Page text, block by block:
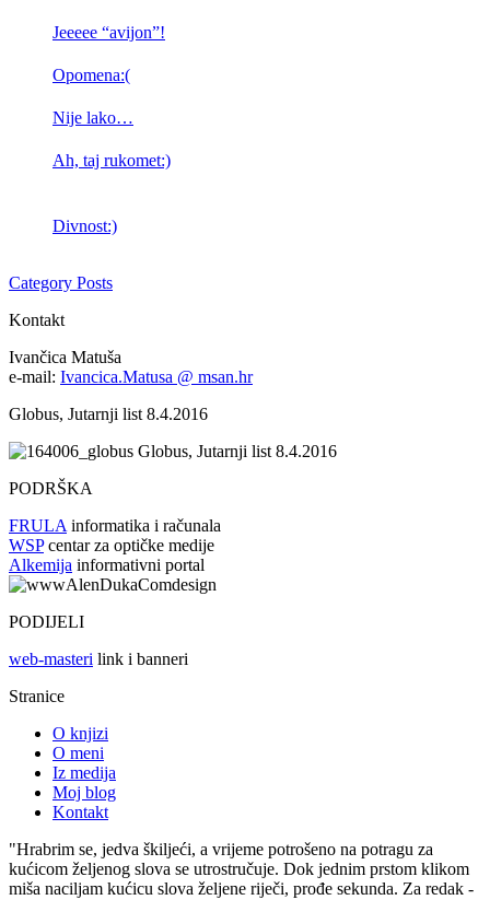
Jeeeee “avijon”!
Opomena:(
Nije lako…
Ah, taj rukomet:)
Divnost:)
Category Posts
Kontakt
Ivančica Matuša
e-mail: Ivancica.Matusa @ msan.hr
Globus, Jutarnji list 8.4.2016
Globus, Jutarnji list 8.4.2016
PODRŠKA
FRULA informatika i računala
WSPcentar za optičke medije
Alkemija informativni portal
PODIJELI
web-masteri link i banneri
Stranice
O knjizi
O meni
Iz medija
Moj blog
Kontakt
"Hrabrim se, jedva škiljeći, a vrijeme potrošeno na potragu za
kućicom željenog slova se utrostručuje. Dok jednim prstom klikom
miša naciljam kućicu slova željene riječi, prođe sekunda. Za redak -